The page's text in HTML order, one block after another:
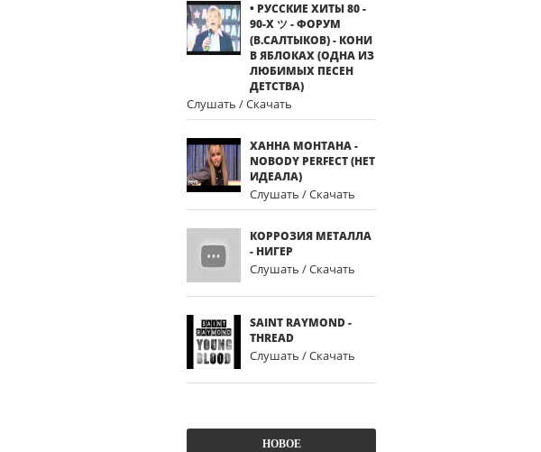
• РУССКИЕ ХИТЫ 80 -
90-Х ツ - ФОРУМ
(В.САЛТЫКОВ) - КОНИ
В ЯБЛОКАХ (ОДНА ИЗ
ЛЮБИМЫХ ПЕСЕН
ДЕТСТВА)
Слушать / Скачать
ХАННА МОНТАНА -
NOBODY PERFECT (НЕТ
ИДЕАЛА)
Слушать / Скачать
КОРРОЗИЯ МЕТАЛЛА
- НИГЕР
Слушать / Скачать
SAINT RAYMOND -
THREAD
Слушать / Скачать
НОВОЕ